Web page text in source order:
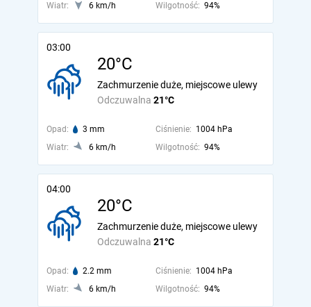
Wiatr:
6 km/h Wilgotność: 94%
03:00
20°C
Odczuwalna 21°C
Zachmurzenie duże, miejscowe ulewy
Opad: 3 mm Ciśnienie: 1004 hPa
Wiatr:
6 km/h Wilgotność: 94%
04:00
20°C
Odczuwalna 21°C
Zachmurzenie duże, miejscowe ulewy
Opad: 2.2 mm Ciśnienie: 1004 hPa
Wiatr:
6 km/h Wilgotność: 94%